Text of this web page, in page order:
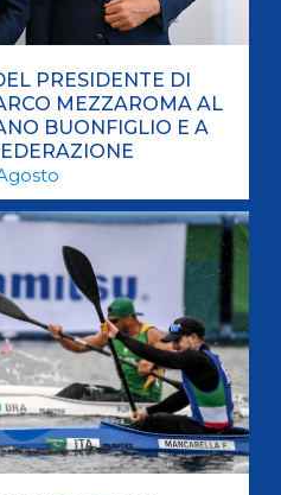
PRESIDENTE DI
MEZZAROMA AL
BUONFIGLIO E A